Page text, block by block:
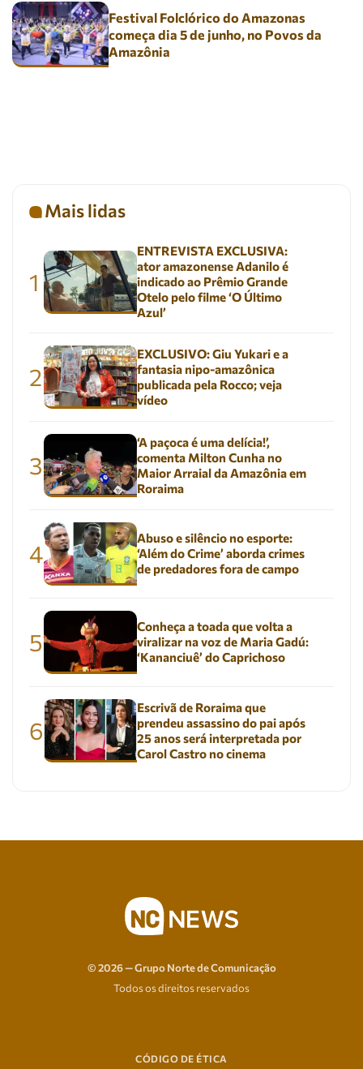
Festival Folclórico do Amazonas
começa dia 5 de junho, no Povos da
Amazônia
Mais lidas
1
ENTREVISTA EXCLUSIVA:
ator amazonense Adanilo é
indicado ao Prêmio Grande
Otelo pelo filme ‘O Último
Azul’
2
EXCLUSIVO: Giu Yukari e a
fantasia nipo-amazônica
publicada pela Rocco; veja
vídeo
3
‘A paçoca é uma delícia!’,
comenta Milton Cunha no
Maior Arraial da Amazônia em
Roraima
4
Abuso e silêncio no esporte:
‘Além do Crime’ aborda crimes
de predadores fora de campo
5
Conheça a toada que volta a
viralizar na voz de Maria Gadú:
‘Kananciuê’ do Caprichoso
6
Escrivã de Roraima que
prendeu assassino do pai após
25 anos será interpretada por
Carol Castro no cinema
© 2026 — Grupo Norte de Comunicação
Todos os direitos reservados
CÓDIGO DE ÉTICA